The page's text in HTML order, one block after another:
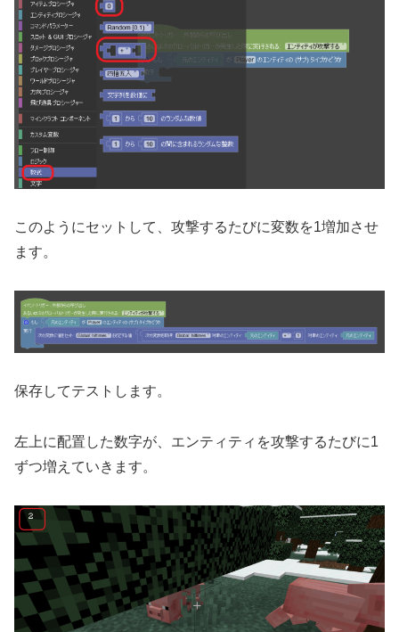
このようにセットして、攻撃するたびに変数を1増加させ
ます。
保存してテストします。
左上に配置した数字が、エンティティを攻撃するたびに1
ずつ増えていきます。